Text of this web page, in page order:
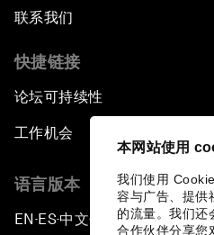
本网站使用
我们使用
容与广告、提供
的流量。我们还
合作伙伴分享您
联系我们
快捷链接
论坛可持续性
工作机会
语言版本
EN ▪ ES▪中文▪ 日本語